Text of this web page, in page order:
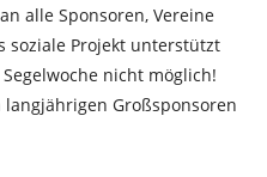
alle Sponsoren, Vereine
soziale Projekt unterstützt
nicht möglich!
Großsponsoren